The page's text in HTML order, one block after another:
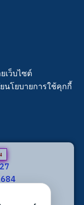
เว็บไซต์
นโยบายการใช้คุกกี้
4